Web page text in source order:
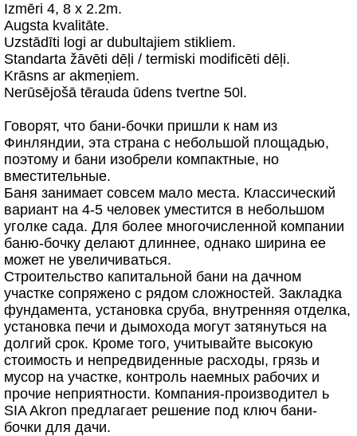
Izmēri 4, 8 x 2.2m.
Augsta kvalitāte.
Uzstādīti logi ar dubultajiem stikliem.
Standarta žāvēti dēļi / termiski modificēti dēļi.
Krāsns ar akmeņiem.
Nerūsējošā tērauda ūdens tvertne 50l.
Говорят, что бани-бочки пришли к нам из
Финляндии, эта страна с небольшой площадью,
поэтому и бани изобрели компактные, но
вместительные.
Баня занимает совсем мало места. Классический
вариант на 4-5 человек уместится в небольшом
уголке сада. Для более многочисленной компании
баню-бочку делают длиннее, однако ширина ее
может не увеличиваться.
Строительство капитальной бани на дачном
участке сопряжено с рядом сложностей. Закладка
фундамента, установка сруба, внутренняя отделка,
установка печи и дымохода могут затянуться на
долгий срок. Кроме того, учитывайте высокую
стоимость и непредвиденные расходы, грязь и
мусор на участке, контроль наемных рабочих и
прочие неприятности. Компания-производител ь
SIA Akron предлагает решение под ключ бани-
бочки для дачи.